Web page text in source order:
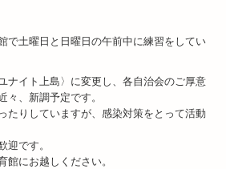
で土曜日と日曜日の午前中に練習をしてい
ナイト上島〉に変更し、各自治会のご厚意
々、新調予定です。
たりしていますが、感染対策をとって活動
迎です。
館にお越しください。